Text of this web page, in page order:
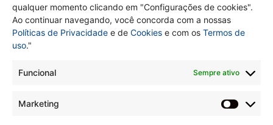
qualquer momento clicando em "Configurações de cookies".
Ao continuar navegando, você concorda com a nossas
Políticas de Privacidade e de Cookies e com os Termos de
uso."
Funcional Sempre ativo
Marketing
agrónomos,
geólogos,
geógrafos,
químicos
demais